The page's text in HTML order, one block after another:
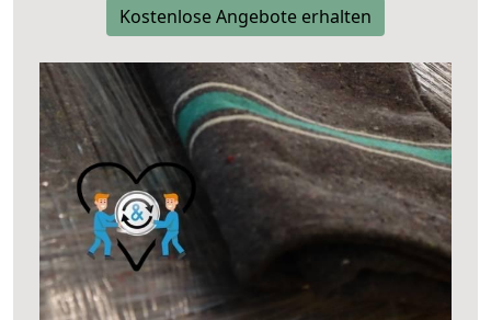
Kostenlose Angebote erhalten